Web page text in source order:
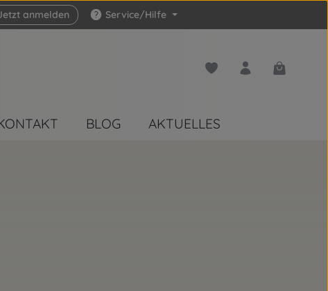
anmelden Service/Hilfe
Du hast 0 Produkte auf
BLOG AKTUELLES